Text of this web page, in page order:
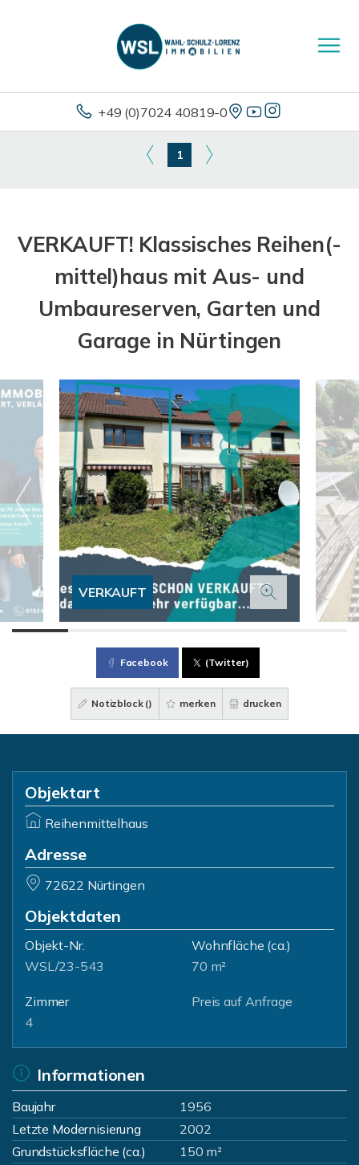
+49 (0)7024 40819-0
1
VERKAUFT! Klassisches Reihen(-
mittel)haus mit Aus- und
Umbaureserven, Garten und
Garage in Nürtingen
VERKAUFT
Facebook (Twitter)
Notizblock () merken drucken
Objektart
Reihenmittelhaus
Adresse
72622 Nürtingen
Objektdaten
Objekt-Nr.
WSL/23-543
Wohnfläche (ca.)
70 m²
Zimmer
4
Preis auf Anfrage
Informationen
Baujahr
1956
Letzte Modernisierung
2002
Grundstücksfläche (ca.)
150 m²